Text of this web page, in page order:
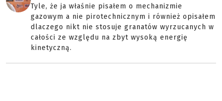
Tyle, że ja właśnie pisałem o mechanizmie
gazowym a nie pirotechnicznym i również opisałem
dlaczego nikt nie stosuje granatów wyrzucanych w
całości ze względu na zbyt wysoką energię
kinetyczną.